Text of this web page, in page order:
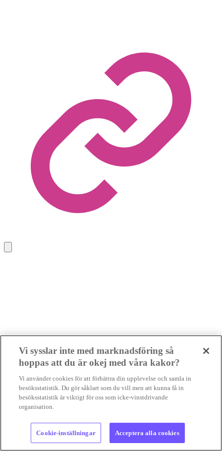
Vi sysslar inte med marknadsföring så
hoppas att du är okej med våra kakor?
Vi använder cookies för att förbättra din upplevelse och samla in
besöksstatistik. Du gör såklart som du vill men att kunna få in
besöksstatistik är viktigt för oss som icke-vinstdrivande
organisation.
Cookie-inställningar Acceptera alla cookies